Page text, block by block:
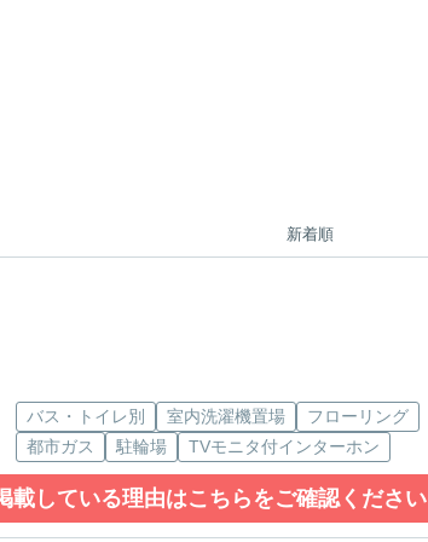
バス・トイレ別 室内洗濯機置場
フローリング
都市ガス
駐輪場 TVモニタ付インターホン
載している理由はこちらをご確認ください